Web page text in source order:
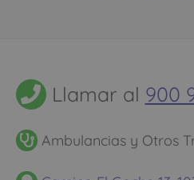
Llamar al 900
Ambulancias y Otros